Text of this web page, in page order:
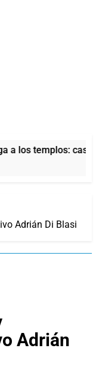
a los templos: casi
Adrián Di Blasi
Adrián